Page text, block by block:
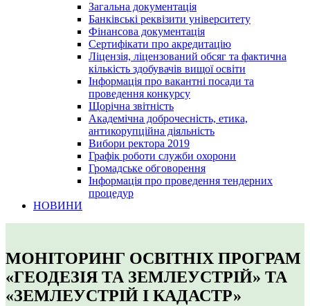
Загальна документація
Банківські реквізити університету
Фінансова документація
Сертифікати про акредитацію
Ліцензія, ліцензований обсяг та фактична
кількість здобувачів вищої освіти
Інформація про вакантні посади та
проведення конкурсу
Щорічна звітність
Академічна доброчесність, етика,
антикорупційна діяльність
Вибори ректора 2019
Графік роботи служби охорони
Громадське обговорення
Інформація про проведення тендерних
процедур
НОВИНИ
МОНІТОРИНГ ОСВІТНІХ ПРОГРАМ
«ГЕОДЕЗІЯ ТА ЗЕМЛЕУСТРІЙ» ТА
«ЗЕМЛЕУСТРІЙ І КАДАСТР»